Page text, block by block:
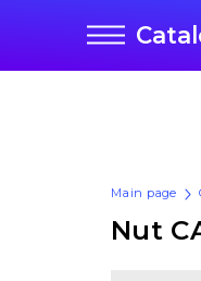
Main page
Nut